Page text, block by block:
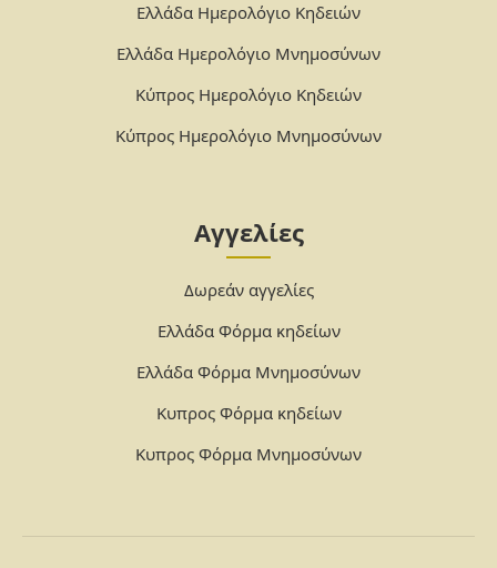
Ελλάδα Ημερολόγιο Κηδειών
Ελλάδα Ημερολόγιο Μνημοσύνων
Κύπρος Ημερολόγιο Κηδειών
Κύπρος Ημερολόγιο Μνημοσύνων
Αγγελίες
Δωρεάν αγγελίες
Ελλάδα Φόρμα κηδείων
Ελλάδα Φόρμα Μνημοσύνων
Κυπρος Φόρμα κηδείων
Κυπρος Φόρμα Μνημοσύνων